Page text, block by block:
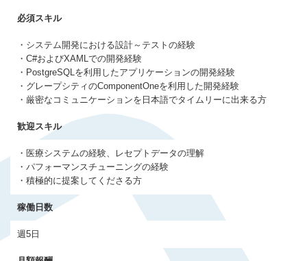
必須スキル
・システム開発における設計～テストの経験
・C#およびXAMLでの開発経験
・PostgreSQLを利用したアプリケーションの開発経験
・グレープシティのComponentOneを利用した開発経験
・厳密なコミュニケーションを日本語でタイムリーに出来る方
歓迎スキル
・医療システムの経験、レセプトデータの理解
・パフォーマンスチューニングの経験
・積極的に提案してくださる方
稼働日数
週5日
する
会員登録する
すでに登録済みの方はログイン